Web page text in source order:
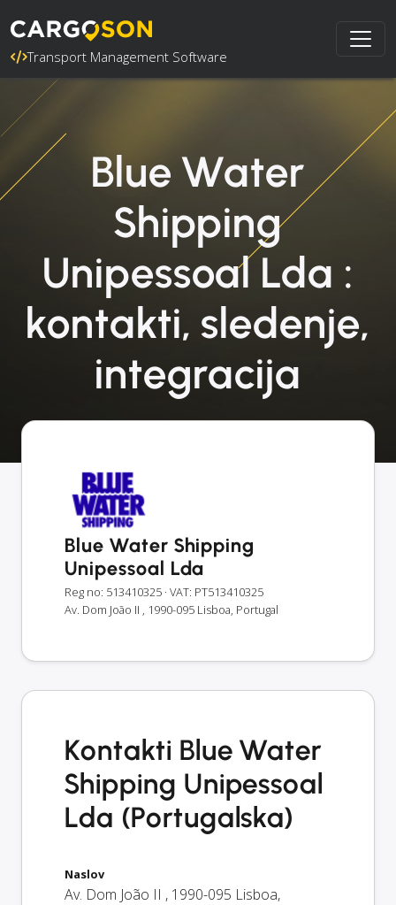
Transport Management Software
Blue Water
Shipping
Unipessoal Lda :
kontakti, sledenje,
integracija
Blue Water Shipping
Unipessoal Lda
Reg no: 513410325 · VAT: PT513410325
Av. Dom João II , 1990-095 Lisboa, Portugal
Kontakti Blue Water
Shipping Unipessoal
Lda (Portugalska)
Naslov
Av. Dom João II , 1990-095 Lisboa,